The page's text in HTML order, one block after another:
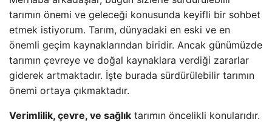
tarımın önemi ve geleceği konusunda keyifli bir sohbet
etmek istiyorum. Tarım, dünyadaki en eski ve en
önemli geçim kaynaklarından biridir. Ancak günümüzde
tarımın çevreye ve doğal kaynaklara verdiği zararlar
giderek artmaktadır. İşte burada sürdürülebilir tarımın
önemi ortaya çıkmaktadır.
Verimlilik, çevre, ve sağlık tarımın öncelikli konularıdır.